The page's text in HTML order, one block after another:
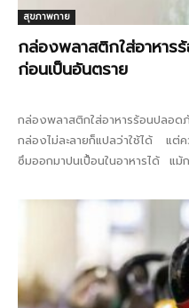
สุขภาพกาย
กล่องพลาสติกใส่อาหา
ก่อนเป็นอันตราย
กล่องพลาสติกใส่อาหารร้อนปลอด
กล่องไม่ละลายก็แปลว่าใช้ได้ แต่
ซึมออกมาปนเปื้อนในอาหารได้ แม้